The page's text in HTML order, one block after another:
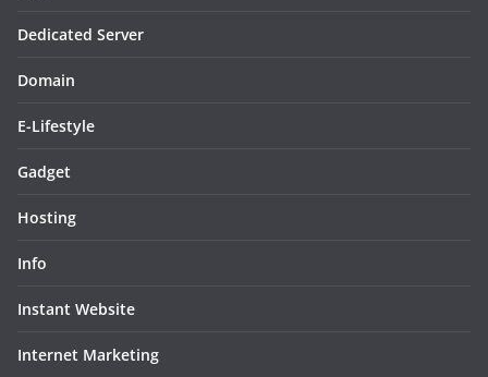
Dedicated Server
Domain
E-Lifestyle
Gadget
Hosting
Info
Instant Website
Internet Marketing